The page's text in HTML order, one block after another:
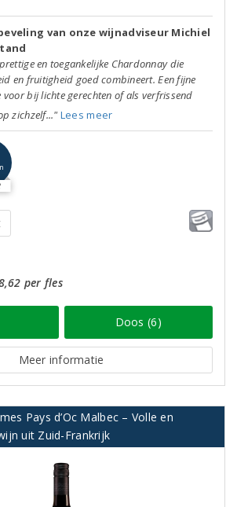
van onze wijnadviseur Michiel
en toegankelijke Chardonnay die
en fruitigheid goed combineert. Een fijne
voor bij lichte gerechten of als verfrissend
zichzelf..." Lees meer
per fles
Doos (6)
Meer informatie
Pays d’Oc Malbec – Volle en
uit Zuid-Frankrijk